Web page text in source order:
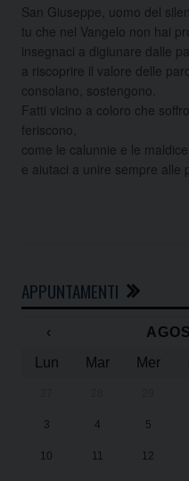
San Giuseppe, uomo del
tu che nel Vangelo non hai
insegnaci a digiunare dalle
a riscoprire il valore delle
consolano, sostengono.
Fatti vicino a coloro che
feriscono,
come le calunnie e le
e aiutaci a unire sempre alle
APPUNTAMENTI
‹
Lun
Mar Mer
3 4 5
10 11 12